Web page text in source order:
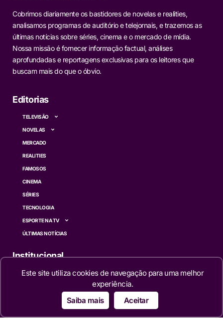
Cobrimos diariamente os bastidores de novelas e realities,
analisamos programas de auditório e telejornais, e trazemos as
últimas notícias sobre séries, cinema e o mercado de mídia.
Nossa missão é fornecer informação factual, análises
aprofundadas e reportagens exclusivas para os leitores que
buscam mais do que o óbvio.
Editorias
TELEVISÃO
NOVELAS
MERCADO
REALITIES
FAMOSOS
CINEMA
SÉRIES
TECNOLOGIA
ESPORTE NA TV
ÚLTIMAS NOTÍCIAS
Institucional
QUEM SOMOS
Este site utiliza cookies de navegação para uma melhor
experiência.
Saiba mais
Aceitar